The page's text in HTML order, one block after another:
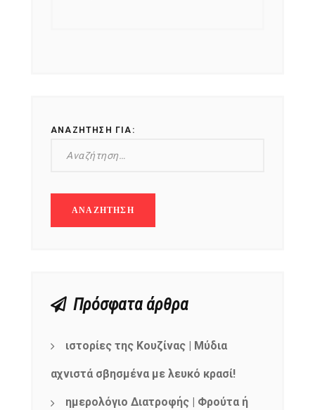
ΑΝΑΖΉΤΗΣΗ ΓΙΑ:
Πρόσφατα άρθρα
ιστορίες της Κουζίνας | Μύδια
αχνιστά σβησμένα με λευκό κρασί!
ημερολόγιο Διατροφής | Φρούτα ή